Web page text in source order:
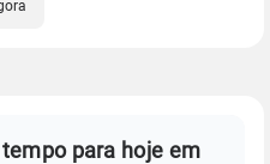
para hoje em